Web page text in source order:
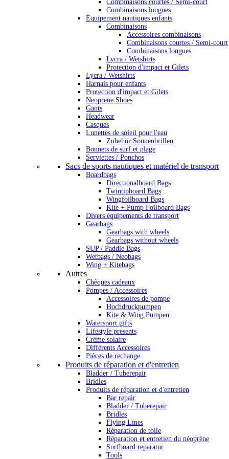
Combinaisons courtes / Semi-court
Combinaisons longues
Équipement nautiques enfants
Combinaisons
Accessoires combinaisons
Combinaisons courtes / Semi-court
Combinaisons longues
Lycra / Wetshirts
Protection d'impact et Gilets
Lycra / Wetshirts
Harnais pour enfants
Protection d'impact et Gilets
Neoprene Shoes
Gants
Headwear
Casques
Lunettes de soleil pour l'eau
Zubehör Sonnenbrillen
Bonnets de surf et plage
Serviettes / Ponchos
Sacs de sports nautiques et matériel de transport
Boardbags
Directionalboard Bags
Twintipboard Bags
Wingfoilboard Bags
Kite + Pump Foilboard Bags
Divers équipements de transport
Gearbags
Gearbags with wheels
Gearbags without wheels
SUP / Paddle Bags
Wetbags / Neobags
Wing + Kitebags
Autres
Chèques cadeaux
Pompes / Accessoires
Accessoires de pompe
Hochdruckpumpen
Kite & Wing Pumpen
Watersport gifts
Lifestyle presents
Crème solaire
Différents Accessoires
Pièces de rechange
Produits de réparation et d'entretien
Bladder / Tuberepair
Bridles
Produits de réparation et d'entretien
Bar repair
Bladder / Tuberepair
Bridles
Flying Lines
Réparation de toile
Réparation et entretien du néoprène
Surfboard reparatur
Tools